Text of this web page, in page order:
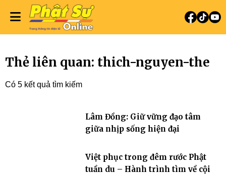
Thẻ liên quan: thich-nguyen-the
Có 5 kết quả tìm kiếm
Lâm Đồng: Giữ vững đạo tâm
giữa nhịp sống hiện đại
Việt phục trong đêm rước Phật
tuần du – Hành trình tìm về cội